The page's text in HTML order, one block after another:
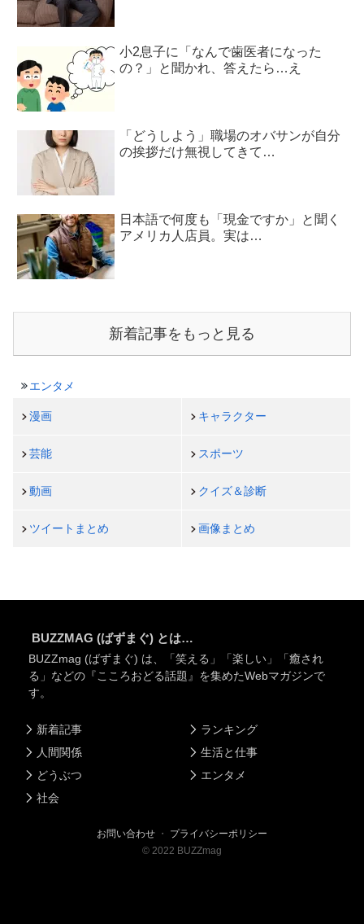
小2息子に「なんで歯医者になった
の？」と聞かれ、答えたら…え
「どうしよう」職場のオバサンが自分
の挨拶だけ無視してきて…
日本語で何度も「現金ですか」と聞く
アメリカ人店員。実は…
新着記事をもっと見る
エンタメ
漫画 キャラクター
芸能 スポーツ
動画 クイズ＆診断
ツイートまとめ 画像まとめ
BUZZMAG (ばずまぐ) とは…
BUZZmag (ばずまぐ) は、「笑える」「楽しい」「癒され
る」などの『こころおどる話題』を集めたWebマガジンで
す。
新着記事
人間関係
どうぶつ
社会
ランキング
生活と仕事
エンタメ
お問い合わせ ・ プライバシーポリシー
© 2022 BUZZmag